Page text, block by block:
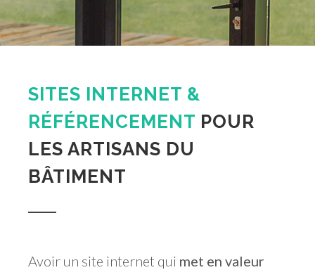
SITES INTERNET &
RÉFÉRENCEMENT POUR
LES ARTISANS DU
BÂTIMENT
Avoir un site internet qui met en valeur